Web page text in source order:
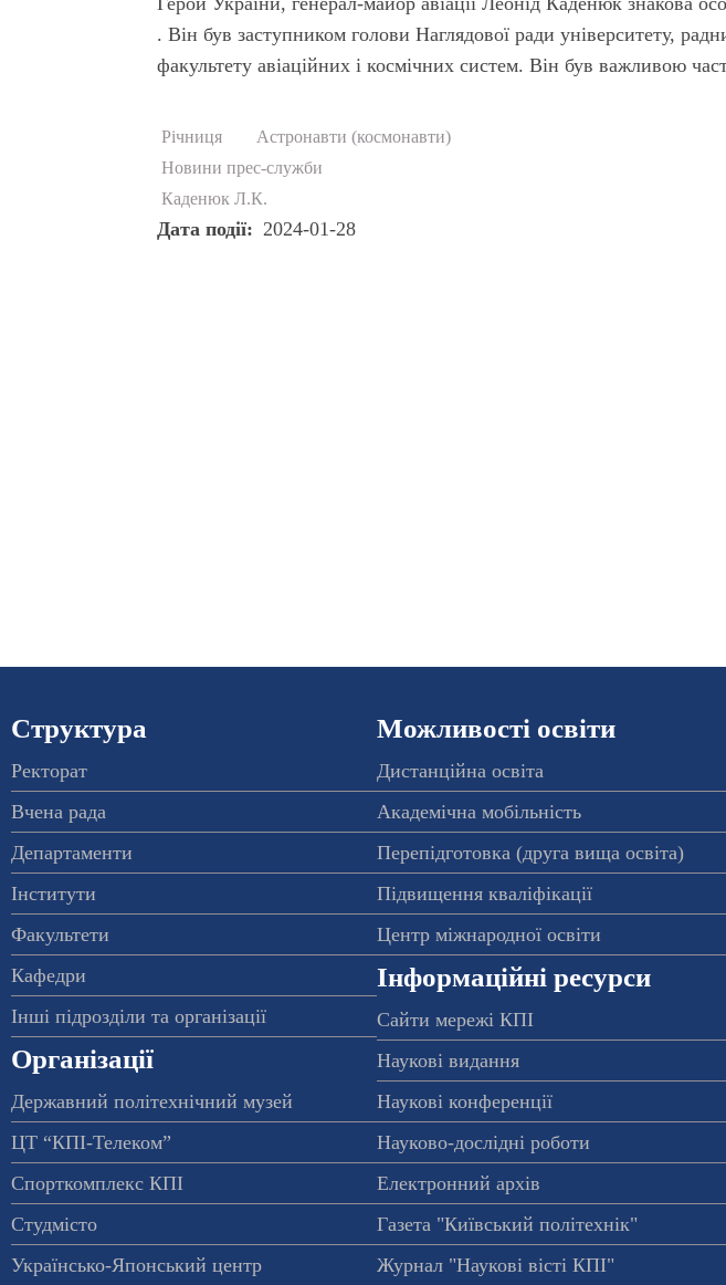
. Він був заступником голови Наглядової ради університету,
факультету авіаційних і космічних систем. Він був важливою
Річниця
Астронавти (космонавти)
Новини прес-служби
Каденюк Л.К.
Дата події 2024-01-28
Структура
Ректорат
Вчена рада
Департаменти
Інститути
Факультети
Кафедри
Інші підрозділи та організації
Організації
Державний політехнічний музей
ЦТ “КПІ-Телеком”
Спорткомплекс КПІ
Студмісто
Українсько-Японський центр
Можливості освіти
Дистанційна освіта
Академічна мобільність
Перепідготовка (друга вища освіта)
Підвищення кваліфікації
Центр міжнародної освіти
Інформаційні ресурси
Сайти мережі КПІ
Наукові видання
Наукові конференції
Науково-дослідні роботи
Електронний архів
Газета "Київський політехнік"
Журнал "Наукові вісті КПІ"